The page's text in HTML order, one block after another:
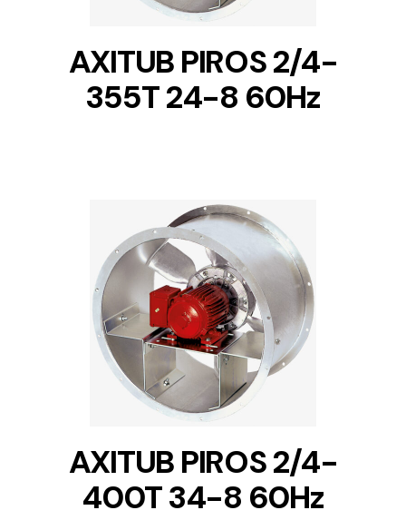
AXITUB PIROS 2/4-
355T 24-8 60Hz
DETAILS
AXITUB PIROS 2/4-
400T 34-8 60Hz